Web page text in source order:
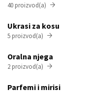
40 proizvod(a) 
Ukrasi za kosu
5 proizvod(a) 
Oralna njega
2 proizvod(a) 
Parfemi i mirisi